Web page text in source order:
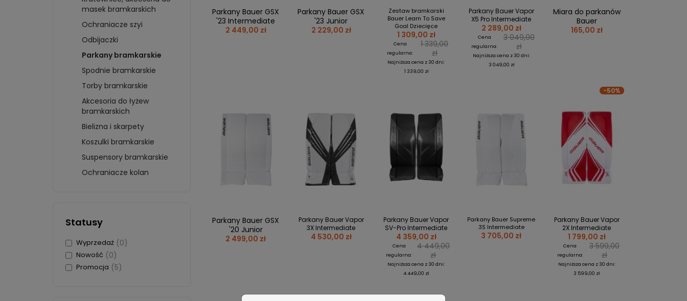
BRAMKARZ JUNIOR / YOUTH
KÓŁKA
PŁOZY
HOCKEY
WROTKI/QUAD
KOSZULKI
BLUZY
WPINKI I WLEPKI
MAGNESY
BIDONY I KUBKI
KRĄŻKI I BRELOKI
więcej + 4
BLUZY
CZAPKI
KARTY I NAKLEJKI
HKS JETS
BIDONY I KUBKI
OTWIERACZE I KRĄŻKI
DŁUGOPISY
KRĄŻKI I BRELOKI
SPORTREBEL CUSTOM
TURNIEJE
KRĄŻKI
BRELOKI
WORKI I PLECAKI
WYPRZEDAŻ
masek bramkarskich
Ochraniacze szyi
Odbijaczki
Parkany bramkarskie
Spodnie bramkarskie
Torby bramkarskie
Akcesoria do łyżew
bramkarskich
Bielizna i skarpety
Koszulki bramkarskie
Suspensory bramkarskie
Ochraniacze kolan
Statusy
Wyprzedaż (0)
Nowość (0)
Promocja (5)
Parkany Bauer GSX
'23 Intermediate
2 449,00 zł
Parkany Bauer GSX
'23 Junior
2 229,00 zł
Zestaw bramkarski
Bauer Learn To Save
Goal Dziecięce
1 309,00 zł
Cena
regularna:
1 339,00
zł
Najniższa cena z 30 dni:
1 339,00 zł
Parkany Bauer Vapor
X5 Pro Intermediate
2 289,00 zł
Cena
regularna:
3 049,00
zł
Najniższa cena z 30 dni:
3 049,00 zł
Miara do parkanów
Bauer
165,00 zł
Parkany Bauer GSX
'20 Junior
2 499,00 zł
Parkany Bauer Vapor
3X Intermediate
4 530,00 zł
Parkany Bauer Vapor
SV-Pro Intermediate
4 359,00 zł
Cena
regularna:
4 449,00
zł
Najniższa cena z 30 dni:
4 449,00 zł
Parkany Bauer Supreme
3S Intermediate
3 705,00 zł
-50%
Parkany Bauer Vapor
2X Intermediate
1 799,00 zł
Cena
regularna:
3 599,00
zł
Najniższa cena z 30 dni:
3 599,00 zł